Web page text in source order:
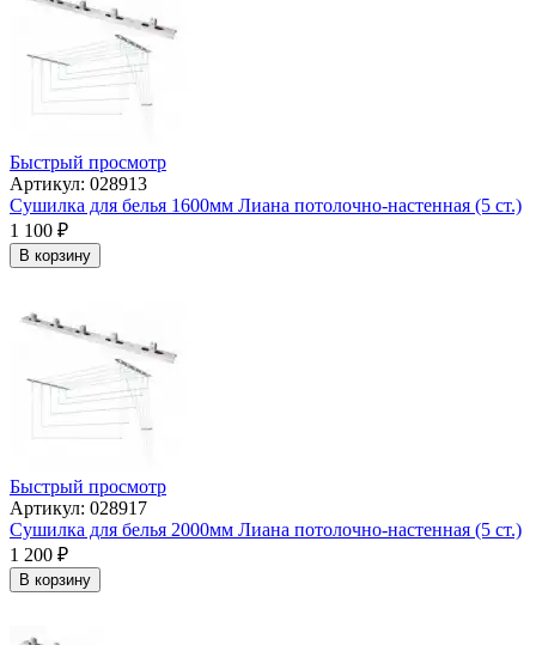
Быстрый просмотр
Артикул: 028913
Сушилка для белья 1600мм Лиана потолочно-настенная (5 ст.)
1 100 ₽
В корзину
Быстрый просмотр
Артикул: 028917
Сушилка для белья 2000мм Лиана потолочно-настенная (5 ст.)
1 200 ₽
В корзину